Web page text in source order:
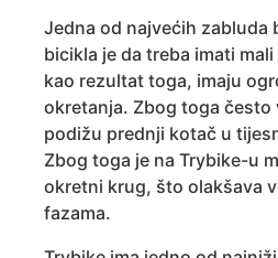
Jedna od najvećih zabluda
bicikla je da treba imati
kao rezultat toga, imaju
okretanja. Zbog toga često
podižu prednji kotač u
Zbog toga je na Trybike-u
okretni krug, što olakšava
fazama.